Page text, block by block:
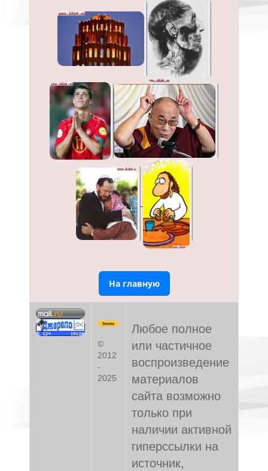
На главную
©
2012
-
2025
Любое полное
или частичное
воспроизведение
материалов
сайта возможно
только при
наличии активной
гиперссылки на
источник,